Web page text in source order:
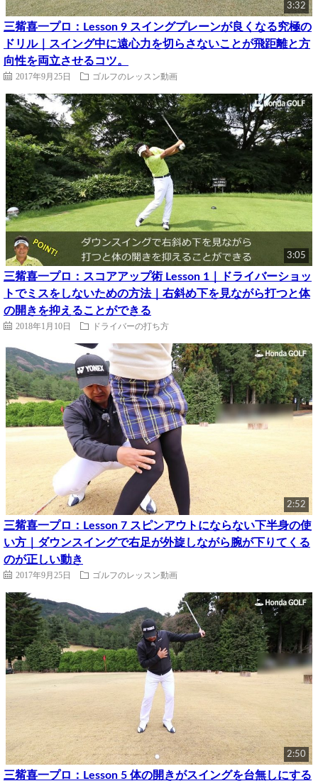
3:32
三觜喜一プロ：Lesson 9 スイングプレーンが良くなる究極の
ドリル｜スイング中に遠心力を切らさないことが飛距離と方
向性を両立させるコツ。
2017年9月25日 ゴルフのレッスン動画
3:05
三觜喜一プロ：スコアアップ術 Lesson 1｜ドライバーショッ
トでミスをしないための方法｜右斜め下を見ながら打つと体
の開きを抑えることができる
2018年1月10日 ドライバーの打ち方
2:52
三觜喜一プロ：Lesson 7 スピンアウトにならない下半身の使
い方｜ダウンスイングで右足が外旋しながら腕が下りてくる
のが正しい動き
2017年9月25日 ゴルフのレッスン動画
2:50
三觜喜一プロ：Lesson 5 体の開きがスイングを台無しにする